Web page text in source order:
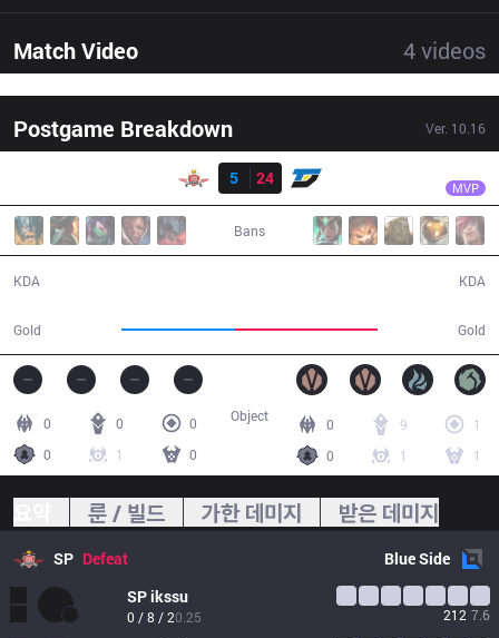
Match Video 4videos
Postgame Breakdown Ver. 10.16
5
24 MVP
Bans
KDA
Gold Gold
KDA
0 0
0
0
1 0
0 9
1
0
1 1
Object
룬 / 빌드 가한 데미지 받은 데미지
SP Defeat BlueSide
SPikssu
0 / 8 / 20.25 212 7.6